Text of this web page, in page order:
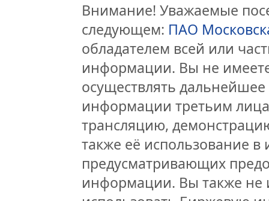
Внимание! Уважаемые
следующем: ПАО
обладателем всей или
информации. Вы не
осуществлять
информации третьим
трансляцию,
также её использование
предусматривающих
информации. Вы также не